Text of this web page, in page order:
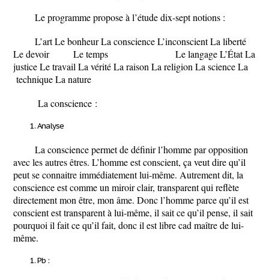
Le programme propose à l’étude dix-sept notions :
L’art Le bonheur La conscience L’inconscient La liberté
Le devoir Le temps Le langage L’État La
justice Le travail La vérité La raison La religion La science La
technique La nature
La conscience :
Analyse
La conscience permet de définir l’homme par opposition
avec les autres êtres. L’homme est conscient, ça veut dire qu’il
peut se connaitre immédiatement lui-même. Autrement dit, la
conscience est comme un miroir clair, transparent qui reflète
directement mon être, mon âme. Donc l’homme parce qu’il est
conscient est transparent à lui-même, il sait ce qu’il pense, il sait
pourquoi il fait ce qu’il fait, donc il est libre cad maître de lui-
même.
Pb: